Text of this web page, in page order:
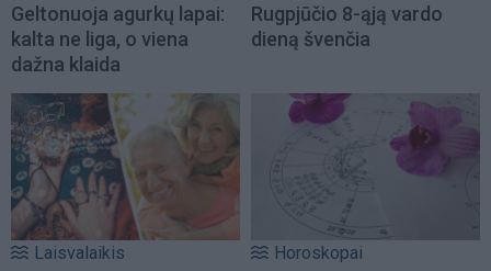
Geltonuoja agurkų lapai:
kalta ne liga, o viena
dažna klaida
Rugpjūčio 8-ąją vardo
dieną švenčia
Laisvalaikis Horoskopai